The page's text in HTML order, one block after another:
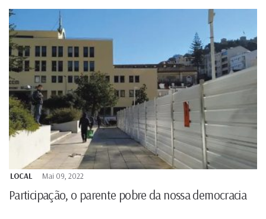
LOCAL Mai 09, 2022
Participação, o parente pobre da nossa democracia